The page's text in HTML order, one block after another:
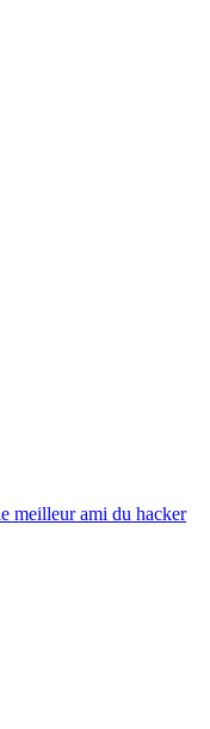
meilleur ami du hacker